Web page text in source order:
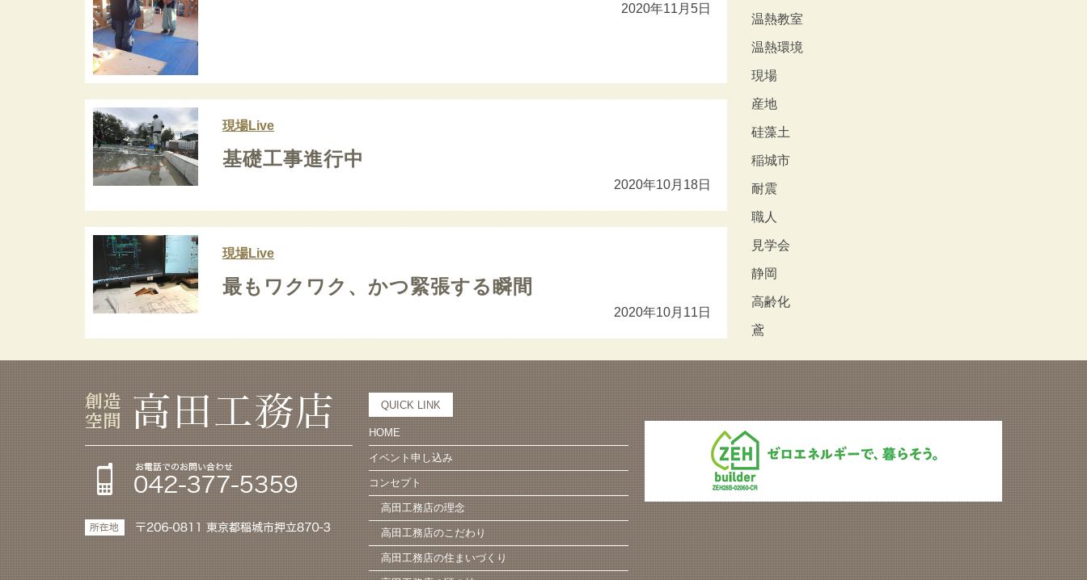
2020年11月5日
現場Live
基礎工事進行中
2020年10月18日
現場Live
最もワクワク、かつ緊張する瞬間
2020年10月11日
温熱教室
温熱環境
現場
産地
硅藻土
稲城市
耐震
職人
見学会
静岡
高齢化
鳶
QUICK LINK
HOME
イベント申し込み
コンセプト
高田工務店の理念
高田工務店のこだわり
高田工務店の住まいづくり